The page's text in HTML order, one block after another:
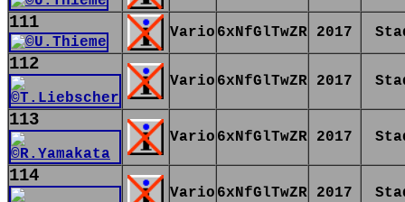
111 Vario 6xNfGlTwZR 2017
112
Vario 6xNfGlTwZR 2017
113
Vario 6xNfGlTwZR 2017
114
Vario 6xNfGlTwZR 2017